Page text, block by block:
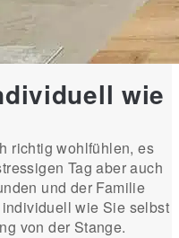
wie
richtig wohlfühlen, es
Tag aber auch
und der Familie
wie Sie selbst
von der Stange.